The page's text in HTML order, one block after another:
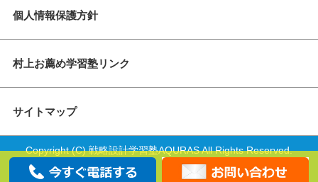
個人情報保護方針
村上お薦め学習塾リンク
サイトマップ
Copyright (C) 戦略設計学習塾AQURAS All Rights Reserved.